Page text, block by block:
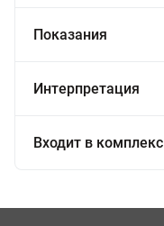
Показания
Интерпретация
Входит в комплекс